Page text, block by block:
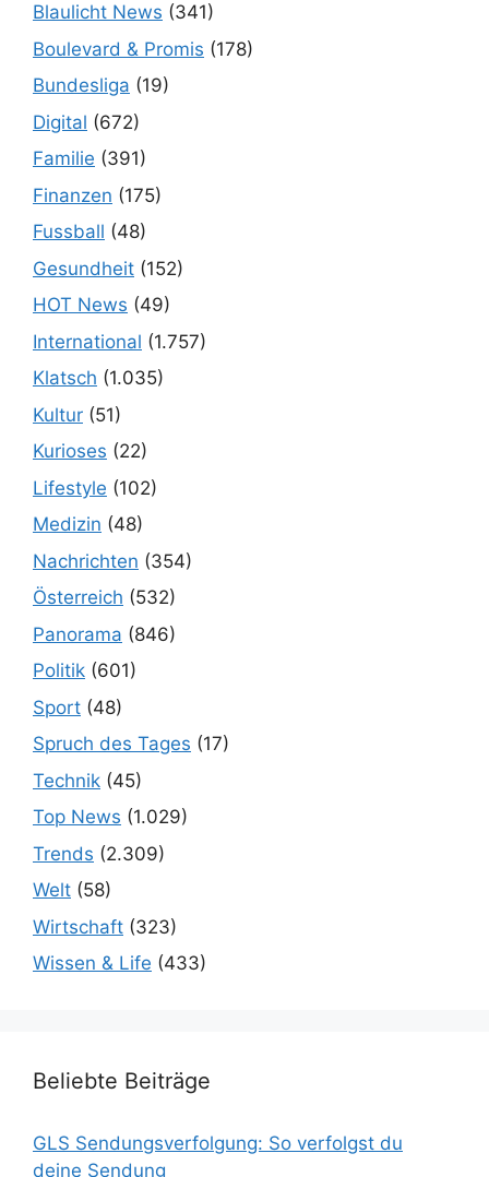
Blaulicht News (341)
Boulevard & Promis (178)
Bundesliga (19)
Digital (672)
Familie (391)
Finanzen (175)
Fussball (48)
Gesundheit (152)
HOT News (49)
International (1.757)
Klatsch (1.035)
Kultur (51)
Kurioses (22)
Lifestyle (102)
Medizin (48)
Nachrichten (354)
Österreich (532)
Panorama (846)
Politik (601)
Sport (48)
Spruch des Tages (17)
Technik (45)
Top News (1.029)
Trends (2.309)
Welt (58)
Wirtschaft (323)
Wissen & Life (433)
Beliebte Beiträge
GLS Sendungsverfolgung: So verfolgst du
deine Sendung